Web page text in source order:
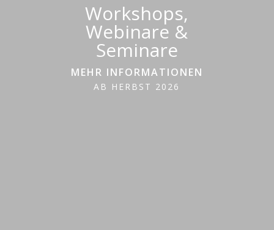
Workshops,
Webinare &
Seminare
MEHR INFORMATIONEN
AB HERBST 2026